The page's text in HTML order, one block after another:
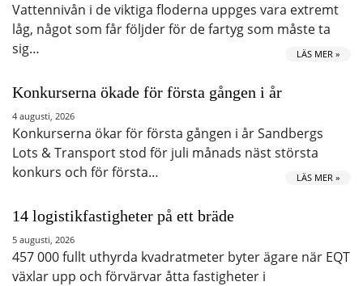
Vattennivån i de viktiga floderna uppges vara extremt
låg, något som får följder för de fartyg som måste ta
sig…
LÄS MER »
Konkurserna ökade för första gången i år
4 augusti, 2026
Konkurserna ökar för första gången i år Sandbergs
Lots & Transport stod för juli månads näst största
konkurs och för första…
LÄS MER »
14 logistikfastigheter på ett bräde
5 augusti, 2026
457 000 fullt uthyrda kvadratmeter byter ägare när EQT
växlar upp och förvärvar åtta fastigheter i